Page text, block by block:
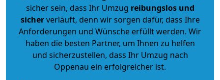
sicher sein, dass Ihr Umzug reibungslos und
sicherverläuft, denn wir sorgen dafür, dass Ihre
Anforderungen und Wünsche erfüllt werden. Wir
haben die besten Partner, um Ihnen zu helfen
und sicherzustellen, dass Ihr Umzug nach
Oppenau ein erfolgreicher ist.